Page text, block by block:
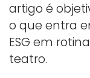
artigo é
o que entra
ESG em
teatro.